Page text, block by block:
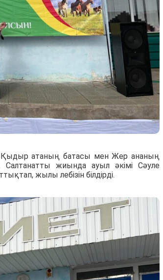
Қыдыр атаның батасы мен Жер ананың
Салтанатты жиында ауыл әкімі Сәуле
жылы лебізін білдірді.